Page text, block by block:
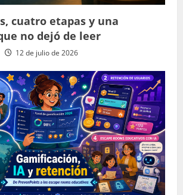
cuatro etapas y una
no dejó de leer
12 de julio de 2026